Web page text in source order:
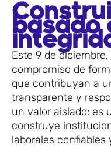
basado
Este 9 de
compromiso de
que contribuyan a
transparente y
un valor aislado: es
construye
laborales confiables